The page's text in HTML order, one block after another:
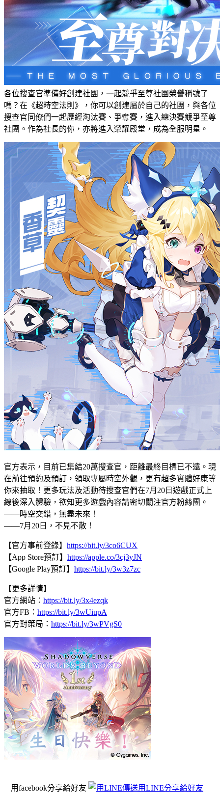
各位搜查官準備好創建社團，一起競爭至尊社團榮譽稱號了
嗎？在《超時空法則》，你可以創建屬於自己的社團，與各位
搜查官同僚們一起歷經淘汰賽、爭奪賽，進入總決賽競爭至尊
社團。作為社長的你，亦將進入榮耀殿堂，成為全服明星。
官方表示，目前已集結20萬搜查官，距離最終目標已不遠。現
在前往預約及預訂，領取專屬時空外觀，更有超多實體好康等
你來抽取！更多玩法及活動待搜查官們在7月20日遊戲正式上
線後深入體驗，欲知更多遊戲內容請密切關注官方粉絲團。
——時空交錯，無盡未來！
——7月20日，不見不散！
【官方事前登錄】 https://bit.ly/3co6CUX
【App Store預訂】 https://apple.co/3cj3yJN
【Google Play預訂】 https://bit.ly/3w3z7zc
【更多詳情】
官方網站： https://bit.ly/3x4ezqk
官方FB： https://bit.ly/3wUiupA
官方對策局： https://bit.ly/3wPVgS0
用facebook分享給好友 用LINE分享給好友